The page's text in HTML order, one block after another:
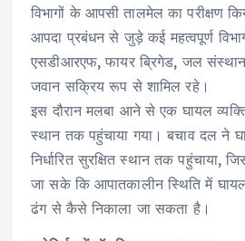
विभागों के आपसी तालमेल का परीक्षण
आपदा प्रबंधन से जुड़े कई महत्वपूर्ण
एसडीआरएफ, फायर ब्रिगेड, जल
जवान सक्रिय रूप से शामिल रहे।
इस दौरान मलबा आने से एक घायल
स्थान तक पहुंचाया गया। बचाव दल ने
निर्धारित सुरक्षित स्थान तक पहुंचाया,
जा सके कि आपातकालीन स्थिति में
ढंग से कैसे निकाला जा सकता है।